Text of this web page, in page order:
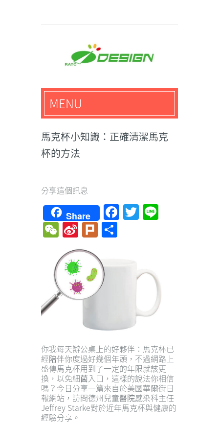
馬路科技創意設計-3D公
仔,文創,獎盃設計專家
MENU
馬克杯小知識：正確清潔馬克
杯的方法
分享這個訊息
Share Facebook
Twitter
WeChat
Sina
Weibo
Plurk
你我每天辦公桌上的好夥伴：馬克杯已
經陪伴你度過好幾個年頭，不過網路上
盛傳馬克杯用到了一定的年限就該更
換，以免細菌入口，這樣的說法你相信
嗎？今日分享一篇來自於美國華爾街日
報網站，訪問德州兒童醫院感染科主任
Jeffrey Starke對於近年馬克杯與健康的
經驗分享。